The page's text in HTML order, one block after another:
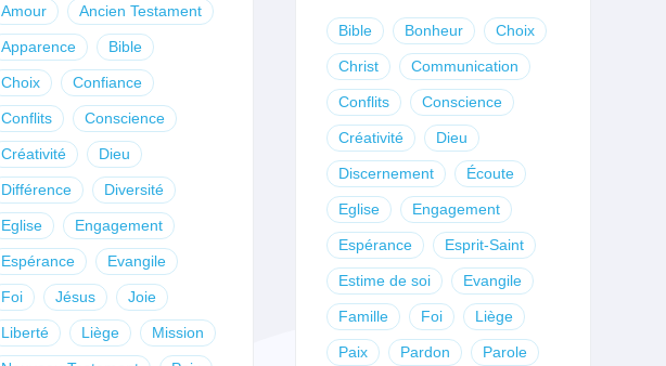
Amour Ancien Testament
Apparence Bible
Choix Confiance
Conflits Conscience
Créativité Dieu
Différence Diversité
Eglise Engagement
Espérance Evangile
Foi Jésus Joie
Liberté Liège Mission
Bible Bonheur Choix
Christ Communication
Conflits Conscience
Créativité Dieu
Discernement Écoute
Eglise Engagement
Espérance Esprit-Saint
Estime de soi Evangile
Famille Foi Liège
Paix Pardon Parole